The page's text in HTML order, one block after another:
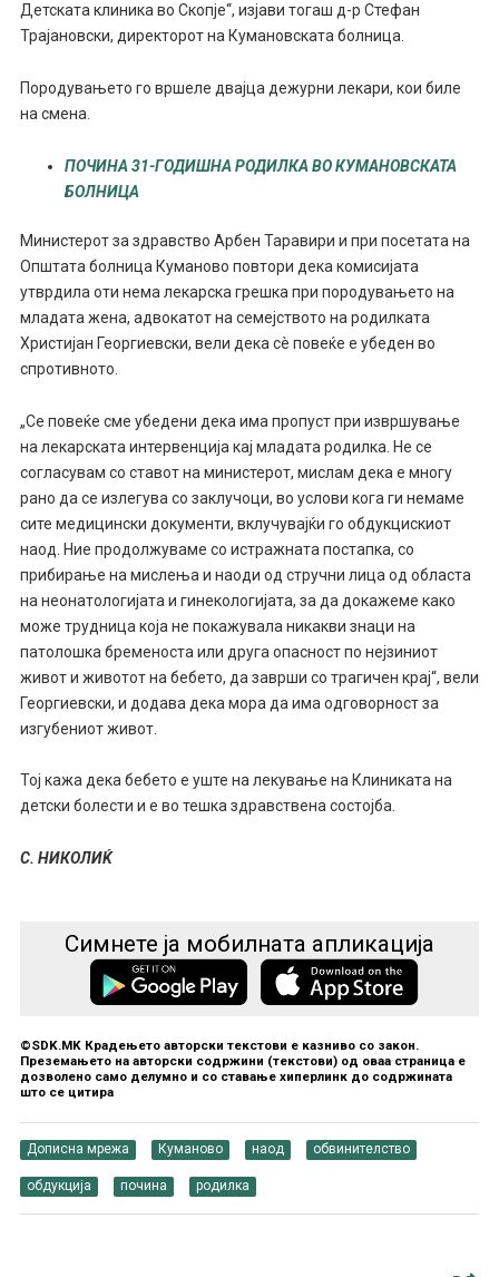
Детската клиника во Скопје“, изјави тогаш д-р Стефан
Трајановски, директорот на Кумановската болница.
Породувањето го вршеле двајца дежурни лекари, кои биле
на смена.
ПОЧИНА 31-ГОДИШНА РОДИЛКА ВО КУМАНОВСКАТА
БОЛНИЦА
Министерот за здравство Арбен Таравири и при посетата на
Општата болница Куманово повтори дека комисијата
утврдила оти нема лекарска грешка при породувањето на
младата жена, адвокатот на семејството на родилката
Христијан Георгиевски, вели дека сè повеќе е убеден во
спротивното.
„Се повеќе сме убедени дека има пропуст при извршување
на лекарската интервенција кај младата родилка. Не се
согласувам со ставот на министерот, мислам дека е многу
рано да се излегува со заклучоци, во услови кога ги немаме
сите медицински документи, вклучувајќи го обдукцискиот
наод. Ние продолжуваме со истражната постапка, со
прибирање на мислења и наоди од стручни лица од областа
на неонатологијата и гинекологијата, за да докажеме како
може трудница која не покажувала никакви знаци на
патолошка бременоста или друга опасност по нејзиниот
живот и животот на бебето, да заврши со трагичен крај“, вели
Георгиевски, и додава дека мора да има одговорност за
изгубениот живот.
Тој кажа дека бебето е уште на лекување на Клиниката на
детски болести и е во тешка здравствена состојба.
С. НИКОЛИЌ
Симнете ја мобилната апликација
©SDK.MK Крадењето авторски текстови е казниво со закон.
Преземањето на авторски содржини (текстови) од оваа страница е
дозволено само делумно и со ставање хиперлинк до содржината
што се цитира
Дописна мрежа Куманово наод обвинителство
обдукција почина родилка